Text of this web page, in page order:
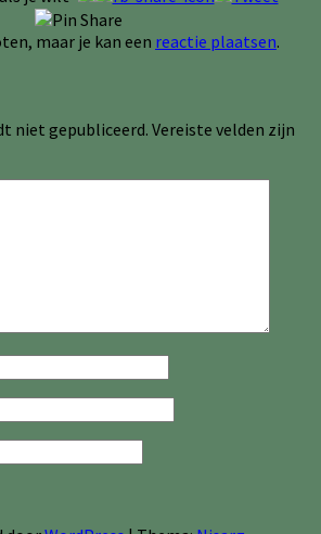
maar je kan een reactie plaatsen.
niet gepubliceerd. Vereiste velden zijn